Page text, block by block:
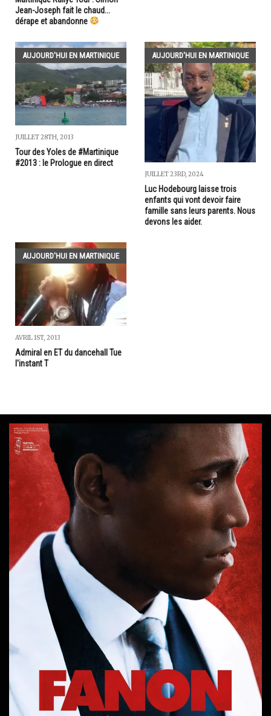
Jean-Joseph fait le chaud...
dérape et abandonne
AUJOURD'HUI EN MARTINIQUE
JUILLET 28TH, 2013
Tour des Yoles de #Martinique
#2013 : le Prologue en direct
AUJOURD'HUI EN MARTINIQUE
JUILLET 23RD, 2024
Luc Hodebourg laisse trois
enfants qui vont devoir faire
famille sans leurs parents. Nous
devons les aider.
AUJOURD'HUI EN MARTINIQUE
AVRIL 1ST, 2013
Admiral en ET du dancehall Tue
l'instant T